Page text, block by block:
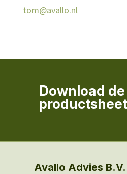
tom@avallo.nl
Download
Avallo Advies B.V.